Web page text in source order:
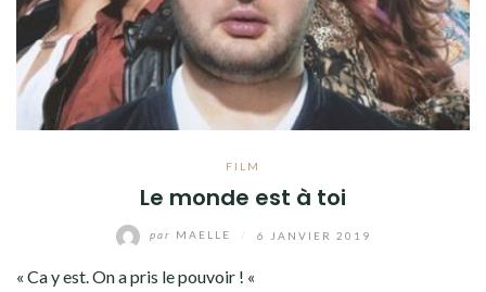
FILM
Le monde est à toi
par MAELLE 6 JANVIER 2019
« Ca y est. On a pris le pouvoir ! «